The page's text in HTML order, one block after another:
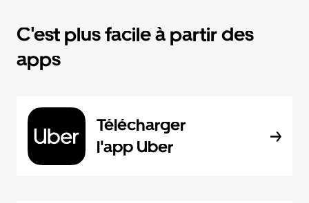
C'est plus facile à partir des
apps
Télécharger
l'app Uber